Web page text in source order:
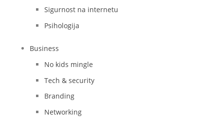
Sigurnost na internetu
Psihologija
Business
No kids mingle
Tech & security
Branding
Networking